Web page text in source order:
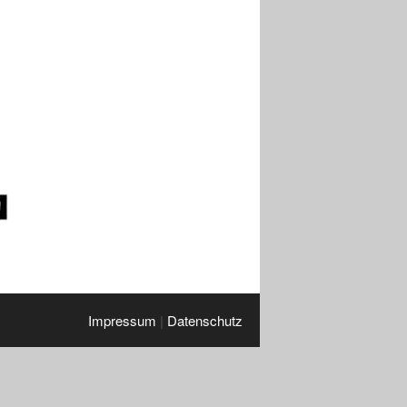
Impressum | Datenschutz